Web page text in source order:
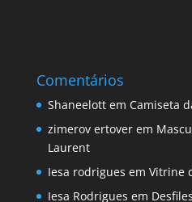
Comentários
Shaneelottem Camiseta
zimerov ertoverem
Laurent
Iesa rodrigues em Vitrine
Iesa Rodrigues em